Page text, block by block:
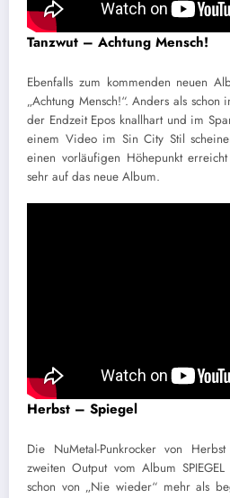
Tanzwut – Achtung Mensch!
Ebenfalls zum kommenden neuen
„Achtung Mensch!“. Anders als
der Endzeit Epos knallhart und im
einem Video im Sin City Stil
einen vorläufigen Höhepunkt
sehr auf das neue Album.
Herbst – Spiegel
Die NuMetal-Punkrocker von
zweiten Output vom Album
schon von „Nie wieder“ mehr als